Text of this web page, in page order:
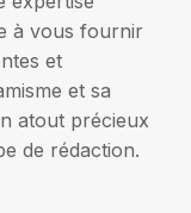
à vous fournir
et
et sa
atout précieux
de rédaction.